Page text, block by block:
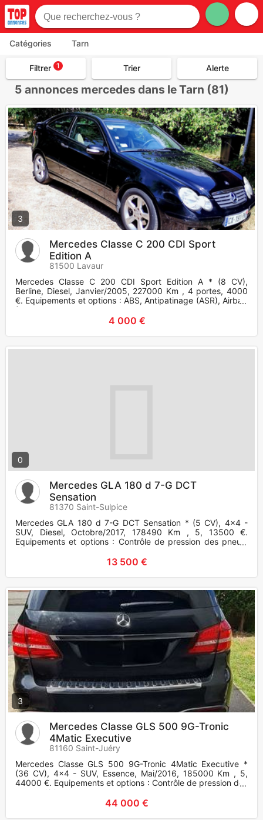
Catégories Tarn
Filtrer 1 Trier Alerte
5 annonces mercedes dans le Tarn (81)
3
Mercedes Classe C 200 CDI Sport
Edition A
81500 Lavaur
Mercedes Classe C 200 CDI Sport Edition A * (8 CV),
Berline, Diesel, Janvier/2005, 227000 Km , 4 portes, 4000
€. Equipements et options : ABS, Antipatinage (ASR), Airbag
frontaux
4 000 €
0
Mercedes GLA 180 d 7-G DCT
Sensation
81370 Saint-Sulpice
Mercedes GLA 180 d 7-G DCT Sensation * (5 CV), 4x4 -
SUV, Diesel, Octobre/2017, 178490 Km , 5, 13500 €.
Equipements et options : Contrôle de pression des pneus,
Airbag conducteur,
13 500 €
3
Mercedes Classe GLS 500 9G-Tronic
4Matic Executive
81160 Saint-Juéry
Mercedes Classe GLS 500 9G-Tronic 4Matic Executive *
(36 CV), 4x4 - SUV, Essence, Mai/2016, 185000 Km , 5,
44000 €. Equipements et options : Contrôle de pression des
pneus, Airbag
44 000 €